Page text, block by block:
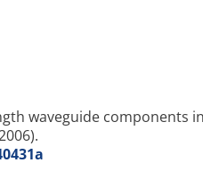
waveguide components